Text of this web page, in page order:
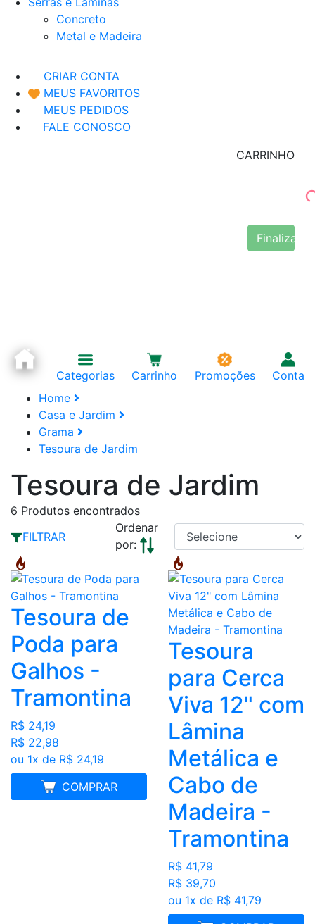
Concreto
Metal e Madeira
CRIAR CONTA
MEUS FAVORITOS
MEUS PEDIDOS
FALE CONOSCO
CARRINHO
Finalizar
Categorias Carrinho Promoções
Conta
Home
Casa e Jardim
Grama
Tesoura de Jardim
Tesoura de Jardim
6 Produtos encontrados
FILTRAR
Ordenar
por:
Tesoura de
Poda para
Galhos -
Tramontina
R$ 24,19
R$ 22,98
ou 1x de R$ 24,19
COMPRAR
MELHOR PREÇO
Tesoura
para Cerca
Viva 12" com
Lâmina
Metálica e
Cabo de
Madeira -
Tramontina
R$ 41,79
R$ 39,70
ou 1x de R$ 41,79